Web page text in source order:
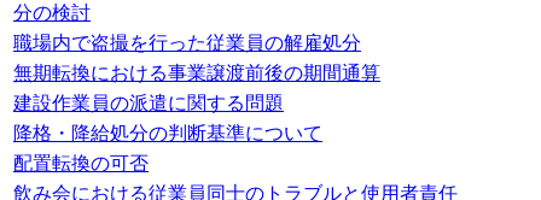
分の検討
職場内で盗撮を行った従業員の解雇処分
無期転換における事業譲渡前後の期間通算
建設作業員の派遣に関する問題
降格・降給処分の判断基準について
配置転換の可否
飲み会における従業員同士のトラブルと使用者責任